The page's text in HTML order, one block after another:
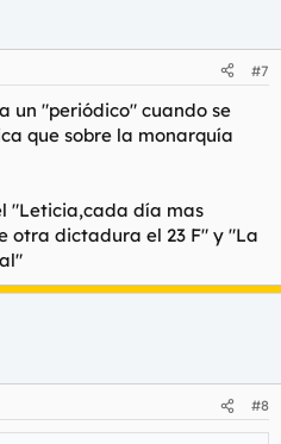
#7
un "periódico" cuando se
que sobre la monarquía
"Leticia,cada día mas
otra dictadura el 23 F" y "La
#8